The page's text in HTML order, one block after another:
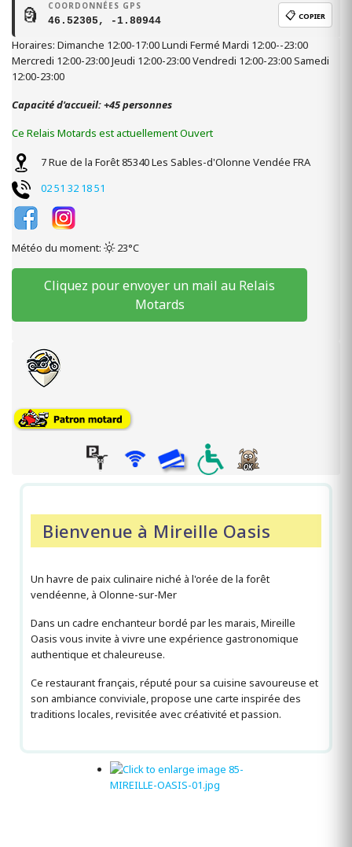
🗿 COORDONNÉES GPS
46.52305, -1.80944 📋 COPIER
Horaires: Dimanche 12:00-17:00 Lundi Fermé Mardi 12:00--23:00
Mercredi 12:00-23:00 Jeudi 12:00-23:00 Vendredi 12:00-23:00 Samedi
12:00-23:00
Capacité d'accueil: +45 personnes
Ce Relais Motards est actuellement Ouvert
7 Rue de la Forêt85340Les Sables-d'Olonne Vendée FRA
02 51 32 18 51
Météo du moment: 23°C
Cliquez pour envoyer un mail au Relais
Motards
Bienvenue à Mireille Oasis
Un havre de paix culinaire niché à l'orée de la forêt
vendéenne, à Olonne-sur-Mer
Dans un cadre enchanteur bordé par les marais, Mireille
Oasis vous invite à vivre une expérience gastronomique
authentique et chaleureuse.
Ce restaurant français, réputé pour sa cuisine savoureuse et
son ambiance conviviale, propose une carte inspirée des
traditions locales, revisitée avec créativité et passion.